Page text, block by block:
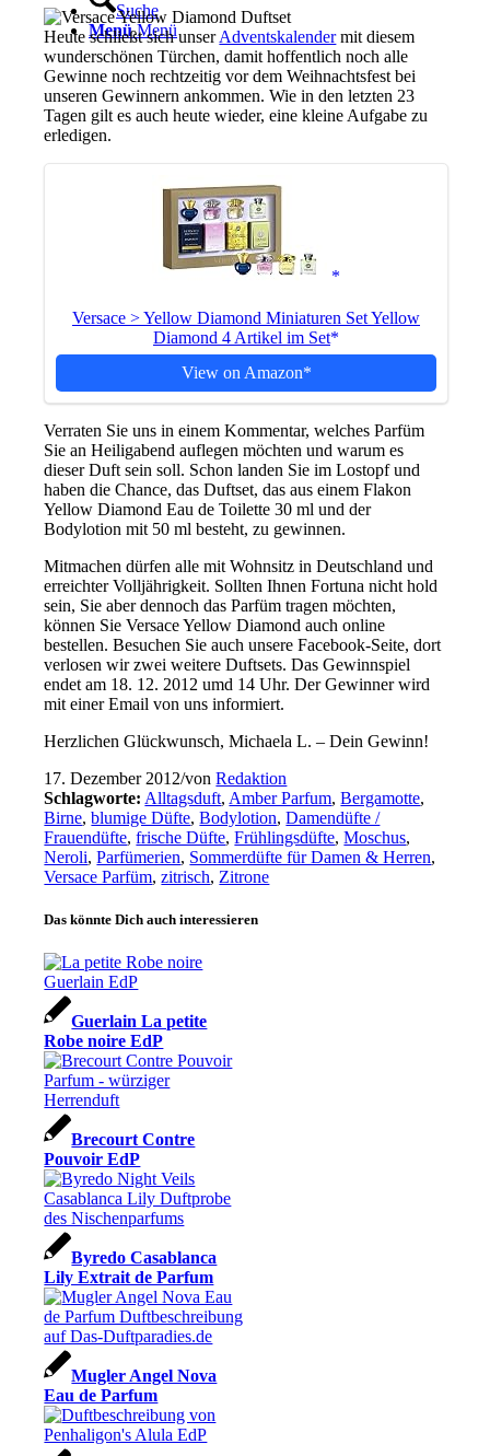
Suche
Menü Menü
Heute schließt sich unserAdventskalendermit diesem
wunderschönen Türchen, damit hoffentlich noch alle
Gewinne noch rechtzeitig vor dem Weihnachtsfest bei
unseren Gewinnern ankommen. Wie in den letzten 23
Tagen gilt es auch heute wieder, eine kleine Aufgabe zu
erledigen.
Versace > Yellow Diamond Miniaturen Set Yellow
Diamond 4 Artikel im Set
View on Amazon
Verraten Sie uns in einem Kommentar, welches Parfüm
Sie an Heiligabend auflegen möchten und warum es
dieser Duft sein soll. Schon landen Sie im Lostopf und
haben die Chance, das Duftset, das aus einem Flakon
Yellow Diamond Eau de Toilette 30 ml und der
Bodylotion mit 50 ml besteht, zu gewinnen.
Mitmachen dürfen alle mit Wohnsitz in Deutschland und
erreichter Volljährigkeit. Sollten Ihnen Fortuna nicht hold
sein, Sie aber dennoch das Parfüm tragen möchten,
können Sie Versace Yellow Diamond auch online
bestellen. Besuchen Sie auch unsere Facebook-Seite, dort
verlosen wir zwei weitere Duftsets. Das Gewinnspiel
endet am 18. 12. 2012 umd 14 Uhr. Der Gewinner wird
mit einer Email von uns informiert.
Herzlichen Glückwunsch, Michaela L. – Dein Gewinn!
17. Dezember 2012/vonRedaktion
Schlagworte: Alltagsduft, Amber Parfum,Bergamotte,
Birne,blumige Düfte,Bodylotion,Damendüfte /
Frauendüfte,frische Düfte,Frühlingsdüfte,Moschus,
Neroli,Parfümerien, Sommerdüfte für Damen & Herren,
Versace Parfüm,zitrisch, Zitrone
Das könnte Dich auch interessieren
Guerlain La petite
Robe noire EdP
Brecourt Contre
Pouvoir EdP
Byredo Casablanca
Lily Extrait de Parfum
Mugler Angel Nova
Eau de Parfum